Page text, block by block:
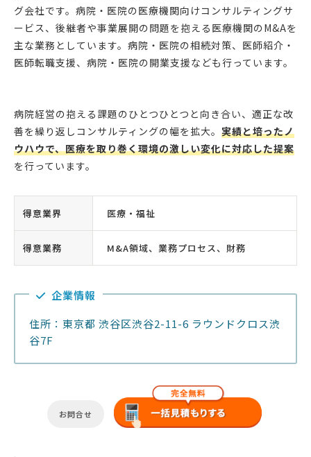
グ会社です。病院・医院の医療機関向けコンサルティングサ
ービス、後継者や事業展開の問題を抱える医療機関のM&Aを
主な業務としています。病院・医院の相続対策、医師紹介・
医師転職支援、病院・医院の開業支援なども行っています。
病院経営の抱える課題のひとつひとつと向き合い、適正な改
善を繰り返しコンサルティングの幅を拡大。 実績と培ったノ
ウハウで、医療を取り巻く環境の激しい変化に対応した提案
を行っています。
得意業界 医療・福祉
得意業務 M&A領域、業務プロセス、財務
企業情報
住所：東京都 渋谷区渋谷2-11-6 ラウンドクロス渋
谷7F
お問合せ